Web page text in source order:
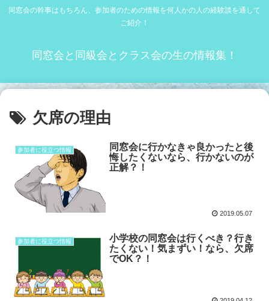
同窓会の幹事はもちろん、参加者のための情報を何人かの人の経験談を通して
ご紹介！
同窓会と同級会とクラス会の生の情報集！
欠席の理由
参加者に役立つ情報
同窓会に行かなきゃ良かったと後
悔したくないなら、行かないのが
正解？！
2019.05.07
参加者に役立つ情報
小学校の同窓会は行くべき？行き
たくない！気まずい！なら、欠席
でOK？！